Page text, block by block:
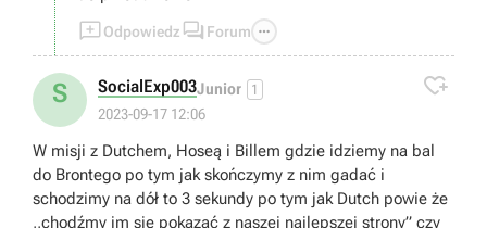
Odpowiedz  Forum 
S SocialExp003Junior 1
2023-09-17 12:06

W misji z Dutchem, Hoseą i Billem gdzie idziemy na bal
do Brontego po tym jak skończymy z nim gadać i
schodzimy na dół to 3 sekundy po tym jak Dutch powie że
,,chodźmy im się pokazać z naszej najlepszej strony” czy